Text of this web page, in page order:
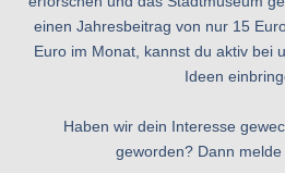
einen Jahresbeitrag von nur 15
Euro im Monat, kannst du aktiv bei
Ideen
Haben wir dein Interesse
geworden? Dann